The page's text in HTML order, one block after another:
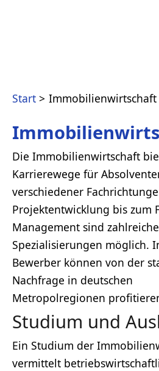
Start Immobilienwirtschaft
Die Immobilienwirtschaft
Karrierewege für
verschiedener
Projektentwicklung bis zum
Management sind zahlreiche
Spezialisierungen möglich.
Bewerber können von der
Nachfrage in deutschen
Metropolregionen
Studium und
Ein Studium der
vermittelt